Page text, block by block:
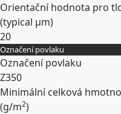
Orientační hodnota pro
(typical µm)
20
Rozbalit
Označení povlaku
Označení povlaku
Z350
Minimální celková
(g/m2)